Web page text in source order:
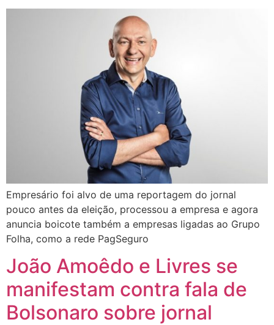
Empresário foi alvo de uma reportagem do jornal
pouco antes da eleição, processou a empresa e agora
anuncia boicote também a empresas ligadas ao Grupo
Folha, como a rede PagSeguro
João Amoêdo e Livres se
manifestam contra fala de
Bolsonaro sobre jornal